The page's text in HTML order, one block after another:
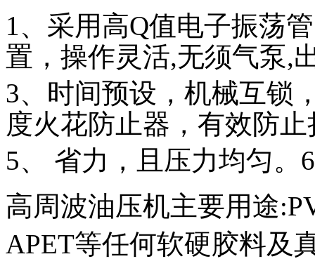
1、采用高Q值电子振荡
置，操作灵活,无须气泵,
3、时间预设，机械互锁
度火花防止器，有效防
5、 省力，且压力均匀。
高周波油压机主要用途
APET等任何软硬胶料及